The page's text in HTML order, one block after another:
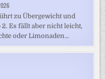
zu Übergewicht und
Es fällt aber nicht leicht,
oder Limonaden...